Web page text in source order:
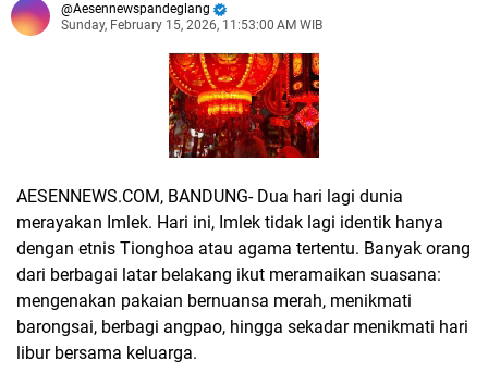
Aesennewspandeglang
Sunday, February 15, 2026, 11:53:00 AM WIB
AESENNEWS.COM, BANDUNG- Dua hari lagi dunia
merayakan Imlek. Hari ini, Imlek tidak lagi identik hanya
dengan etnis Tionghoa atau agama tertentu. Banyak orang
dari berbagai latar belakang ikut meramaikan suasana:
mengenakan pakaian bernuansa merah, menikmati
barongsai, berbagi angpao, hingga sekadar menikmati hari
libur bersama keluarga.